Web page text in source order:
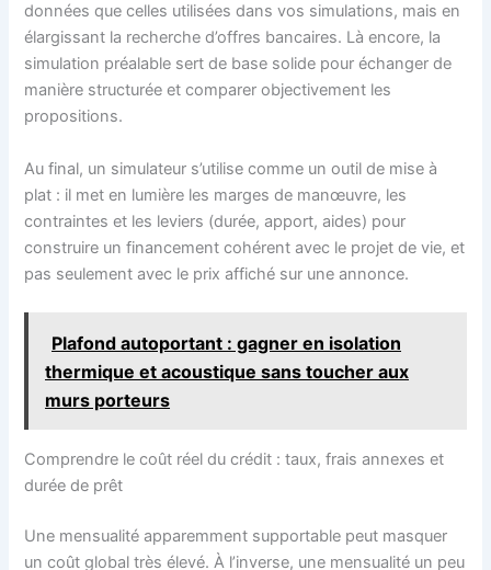
données que celles utilisées dans vos simulations, mais en
élargissant la recherche d’offres bancaires. Là encore, la
simulation préalable sert de base solide pour échanger de
manière structurée et comparer objectivement les
propositions.
Au final, un simulateur s’utilise comme un outil de mise à
plat : il met en lumière les marges de manœuvre, les
contraintes et les leviers (durée, apport, aides) pour
construire un financement cohérent avec le projet de vie, et
pas seulement avec le prix affiché sur une annonce.
Plafond autoportant : gagner en isolation
thermique et acoustique sans toucher aux
murs porteurs
Comprendre le coût réel du crédit : taux, frais annexes et
durée de prêt
Une mensualité apparemment supportable peut masquer
un coût global très élevé. À l’inverse, une mensualité un peu